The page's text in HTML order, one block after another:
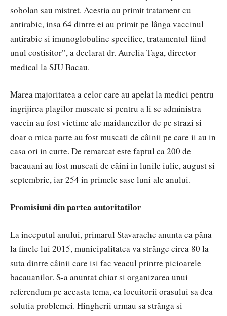
sobolan sau mistret. Acestia au primit tratament cu
antirabic, insa 64 dintre ei au primit pe lânga vaccinul
antirabic si imunoglobuline specifice, tratamentul fiind
unul costisitor”, a declarat dr. Aurelia Taga, director
medical la SJU Bacau.
Marea majoritatea a celor care au apelat la medici pentru
ingrijirea plagilor muscate si pentru a li se administra
vaccin au fost victime ale maidanezilor de pe strazi si
doar o mica parte au fost muscati de câinii pe care ii au in
casa ori in curte. De remarcat este faptul ca 200 de
bacauani au fost muscati de câini in lunile iulie, august si
septembrie, iar 254 in primele sase luni ale anului.
Promisiuni din partea autoritatilor
La inceputul anului, primarul Stavarache anunta ca pâna
la finele lui 2015, municipalitatea va strânge circa 80 la
suta dintre câinii care isi fac veacul printre picioarele
bacauanilor. S-a anuntat chiar si organizarea unui
referendum pe aceasta tema, ca locuitorii orasului sa dea
solutia problemei. Hingherii urmau sa strânga si